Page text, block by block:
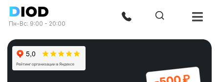
Пн-Вс: 9:00 - 20:00